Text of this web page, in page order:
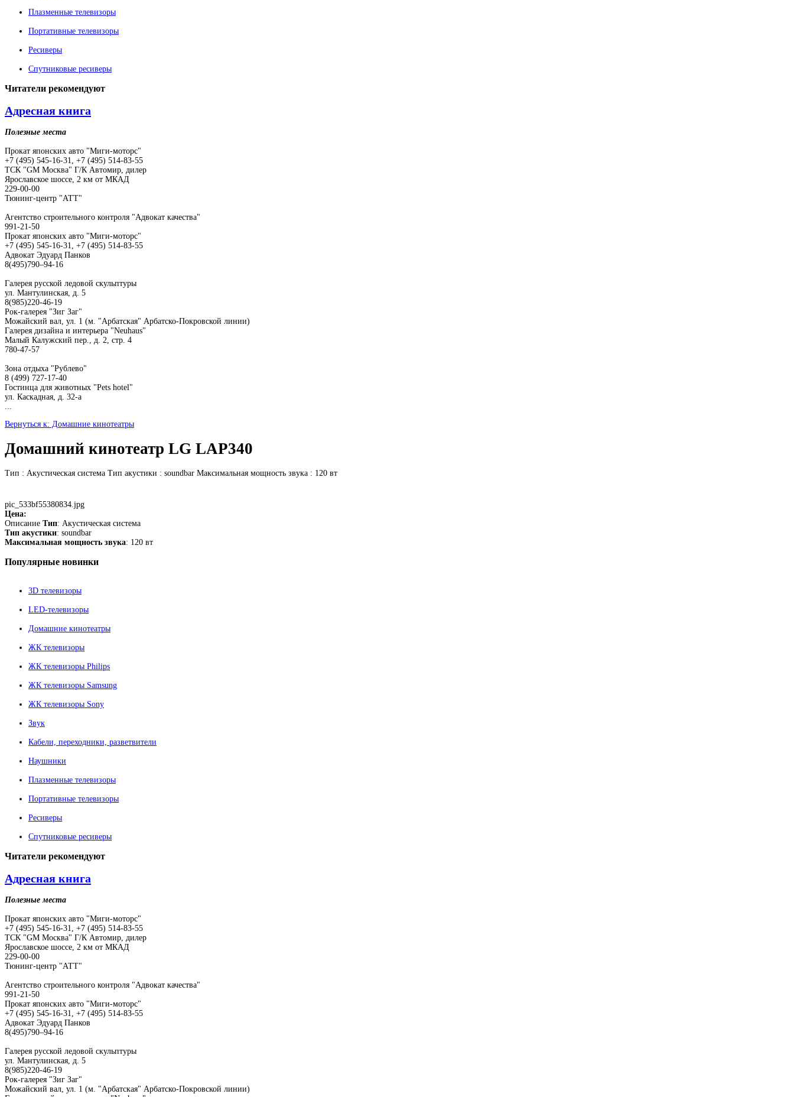
Плазменные телевизоры
Портативные телевизоры
Ресиверы
Спутниковые ресиверы
Читатели рекомендуют
Адресная книга
Полезные места
Прокат японских авто "Миги-моторс"
+7 (495) 545-16-31, +7 (495) 514-83-55
ТСК "GM Москва" Г/К Автомир, дилер
Ярославское шоссе, 2 км от МКАД
229-00-00
Тюнинг-центр "АТТ"
Агентство строительного контроля "Адвокат качества"
991-21-50
Прокат японских авто "Миги-моторс"
+7 (495) 545-16-31, +7 (495) 514-83-55
Адвокат Эдуард Панков
8(495)790–94-16
Галерея русской ледовой скульптуры
ул. Мантулинская, д. 5
8(985)220-46-19
Рок-галерея "Зиг Заг"
Можайский вал, ул. 1 (м. "Арбатская" Арбатско-Покровской линии)
Галерея дизайна и интерьера "Neuhaus"
Малый Калужский пер., д. 2, стр. 4
780-47-57
Зона отдыха "Рублево"
8 (499) 727-17-40
Гостинца для животных "Рets hotel"
ул. Каскадная, д. 32-а
Вернуться к: Домашние кинотеатры
Домашний кинотеатр LG LAP340
Тип : Акустическая система Тип акустики : soundbar Максимальная мощность звука : 120 вт
pic_533bf55380834.jpg
Цена:
Описание Тип: Акустическая система
Тип акустики: soundbar
Максимальная мощность звука: 120 вт
Популярные новинки
3D телевизоры
LED-телевизоры
Домашние кинотеатры
ЖК телевизоры
ЖК телевизоры Philips
ЖК телевизоры Samsung
ЖК телевизоры Sony
Звук
Кабели, переходники, разветвители
Наушники
Плазменные телевизоры
Портативные телевизоры
Ресиверы
Спутниковые ресиверы
Читатели рекомендуют
Адресная книга
Полезные места
Прокат японских авто "Миги-моторс"
+7 (495) 545-16-31, +7 (495) 514-83-55
ТСК "GM Москва" Г/К Автомир, дилер
Ярославское шоссе, 2 км от МКАД
229-00-00
Тюнинг-центр "АТТ"
Агентство строительного контроля "Адвокат качества"
991-21-50
Прокат японских авто "Миги-моторс"
+7 (495) 545-16-31, +7 (495) 514-83-55
Адвокат Эдуард Панков
8(495)790–94-16
Галерея русской ледовой скульптуры
ул. Мантулинская, д. 5
8(985)220-46-19
Рок-галерея "Зиг Заг"
Можайский вал, ул. 1 (м. "Арбатская" Арбатско-Покровской линии)